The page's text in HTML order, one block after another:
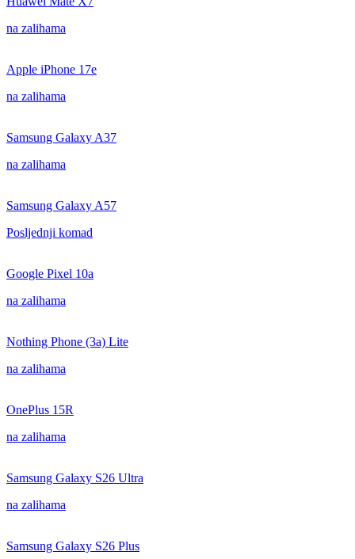
na zalihama
Apple iPhone 17e
na zalihama
Samsung Galaxy A37
na zalihama
Samsung Galaxy A57
Posljednji komad
Google Pixel 10a
na zalihama
Nothing Phone (3a) Lite
na zalihama
OnePlus 15R
na zalihama
Samsung Galaxy S26 Ultra
na zalihama
Samsung Galaxy S26 Plus